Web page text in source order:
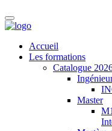
Accueil
Les formations
Catalogue
Master